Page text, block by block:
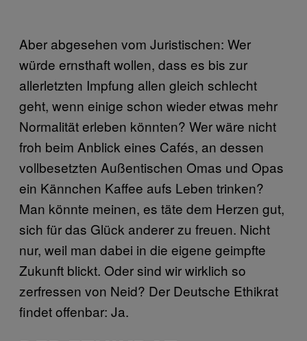
Aber abgesehen vom Juristischen: Wer
würde ernsthaft wollen, dass es bis zur
allerletzten Impfung allen gleich schlecht
geht, wenn einige schon wieder etwas mehr
Normalität erleben könnten? Wer wäre nicht
froh beim Anblick eines Cafés, an dessen
vollbesetzten Außentischen Omas und Opas
ein Kännchen Kaffee aufs Leben trinken?
Man könnte meinen, es täte dem Herzen gut,
sich für das Glück anderer zu freuen. Nicht
nur, weil man dabei in die eigene geimpfte
Zukunft blickt. Oder sind wir wirklich so
zerfressen von Neid? Der Deutsche Ethikrat
findet offenbar: Ja.